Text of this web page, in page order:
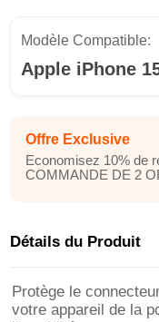
Modèle Compatible:
Apple iPhone
Offre Exclusive
Economisez 10% de
COMMANDE DE 2
Détails du Produit
Protège le
votre appareil de la